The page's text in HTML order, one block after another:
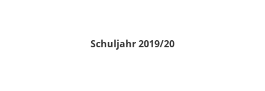
Schuljahr 2019/20